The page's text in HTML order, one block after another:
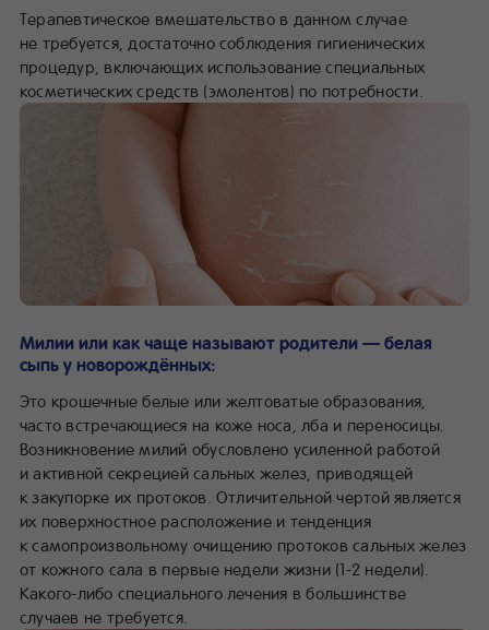
Терапевтическое вмешательство в данном случае
не требуется, достаточно соблюдения гигиенических
процедур, включающих использование специальных
косметических средств (эмолентов) по потребности.
Милии или как чаще называют родители — белая
сыпь у новорождённых:
Это крошечные белые или желтоватые образования,
часто встречающиеся на коже носа, лба и переносицы.
Возникновение милий обусловлено усиленной работой
и активной секрецией сальных желез, приводящей
к закупорке их протоков. Отличительной чертой является
их поверхностное расположение и тенденция
к самопроизвольному очищению протоков сальных желез
от кожного сала в первые недели жизни (1-2 недели).
Какого-либо специального лечения в большинстве
случаев не требуется.